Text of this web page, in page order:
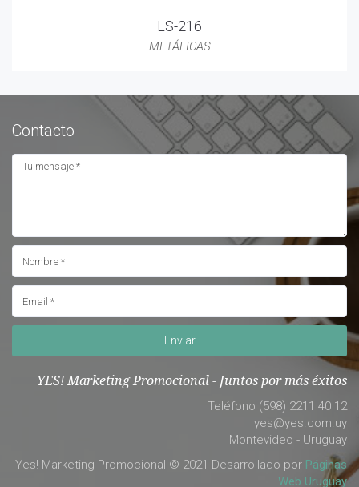
LS-216
METÁLICAS
Contacto
Enviar
YES! Marketing Promocional - Juntos por más éxitos
Teléfono (598) 2211 40 12
yes@yes.com.uy
Montevideo - Uruguay
Yes! Marketing Promocional © 2021 Desarrollado por Páginas
Web Uruguay